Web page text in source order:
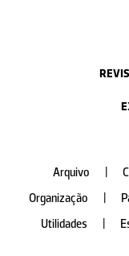
Arquivo
Organização
Utilidades